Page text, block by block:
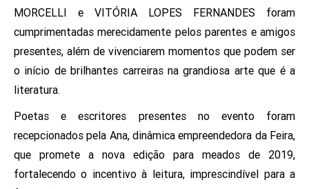
MORCELLI e VITÓRIA LOPES FERNANDES foram
cumprimentadas merecidamente pelos parentes e amigos
presentes, além de vivenciarem momentos que podem ser
o início de brilhantes carreiras na grandiosa arte que é a
literatura.
Poetas e escritores presentes no evento foram
recepcionados pela Ana, dinâmica empreendedora da Feira,
que promete a nova edição para meados de 2019,
fortalecendo o incentivo à leitura, imprescindível para a